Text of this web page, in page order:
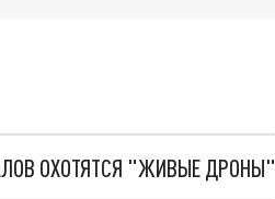
ОХОТЯТСЯ "ЖИВЫЕ ДРОНЫ"